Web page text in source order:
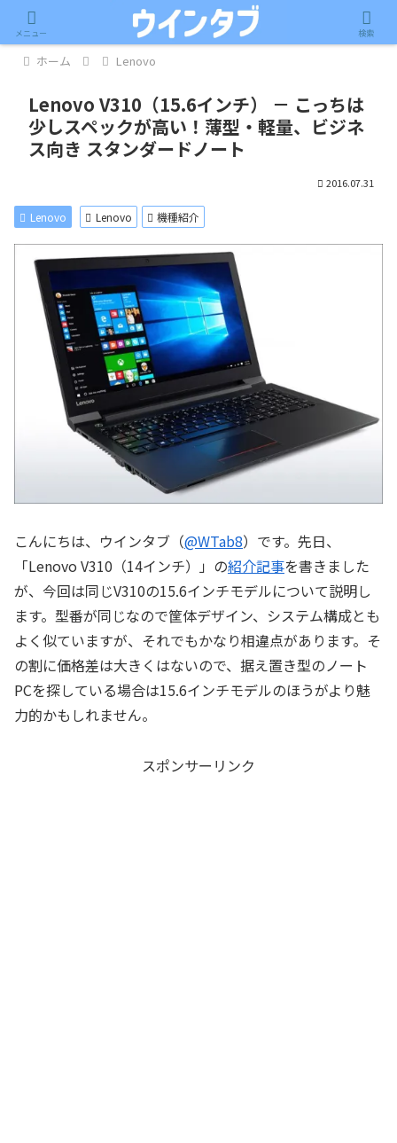
記事内に広告が含まれています。
ホーム Lenovo
Lenovo V310（15.6インチ） － こっちは
少しスペックが高い！薄型・軽量、ビジネ
ス向き スタンダードノート
2016.07.31
Lenovo Lenovo 機種紹介
こんにちは、ウインタブ（@WTab8）です。先日、
「Lenovo V310（14インチ）」の紹介記事を書きました
が、今回は同じV310の15.6インチモデルについて説明し
ます。型番が同じなので筐体デザイン、システム構成とも
よく似ていますが、それでもかなり相違点があります。そ
の割に価格差は大きくはないので、据え置き型のノート
PCを探している場合は15.6インチモデルのほうがより魅
力的かもしれません。
スポンサーリンク
メニュー 検索